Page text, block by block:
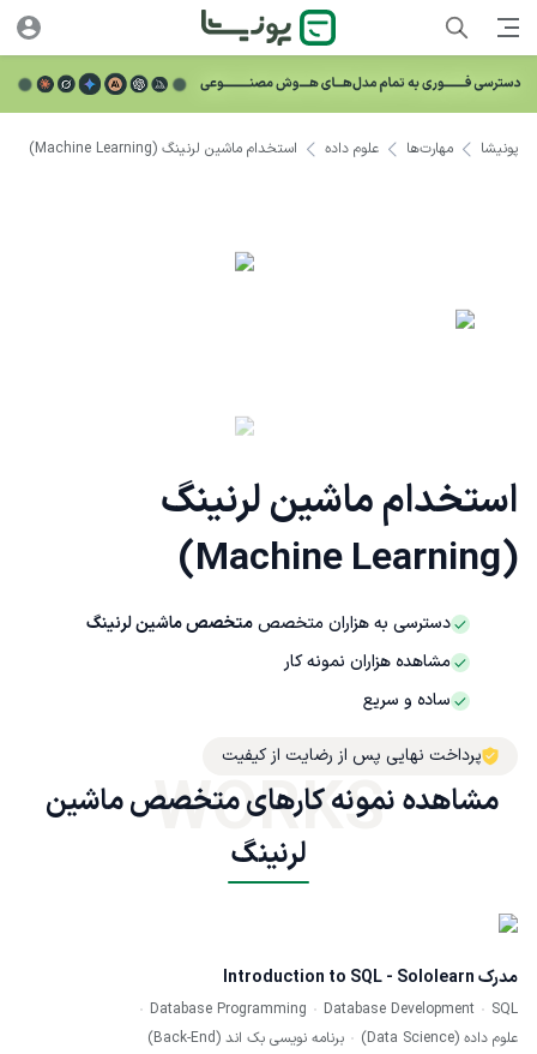
استخدام ماشین لرنینگ
(Machine Learning)
دسترسی به هزاران متخصصمتخصص ماشین لرنینگ
مشاهده هزاران نمونه کار
ساده و سریع
پرداخت نهایی پس از رضایت از کیفیت
پونیشا مهارت‌ها علوم داده استخدام ماشین لرنینگ (Machine Learning)
مشاهده نمونه کارهای متخصص ماشین
لرنینگ
WORKS
مدرک Introduction to SQL - Sololearn
SQL
Database Development
Database Programming
علوم داده (Data Science)
برنامه نویسی بک اند (Back-End)